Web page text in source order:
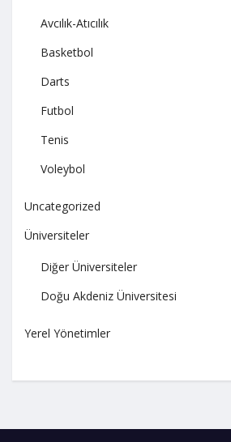
Avcılık-Atıcılık
Basketbol
Darts
Futbol
Tenis
Voleybol
Uncategorized
Üniversiteler
Diğer Üniversiteler
Doğu Akdeniz Üniversitesi
Yerel Yönetimler